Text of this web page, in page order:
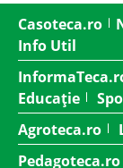
Casoteca.ro
Info Util
Educație
Agroteca.ro
Pedagoteca.ro